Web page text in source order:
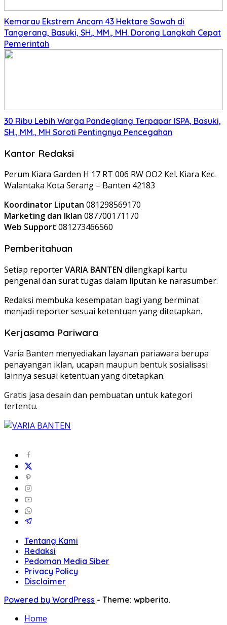
Kemarau Ekstrem Ancam 43 Hektare Sawah di
Tangerang, Basuki, SH., MM., MH. Dorong Langkah Cepat
Pemerintah
30 Ribu Lebih Warga Pandeglang Terpapar ISPA, Basuki,
SH., MM., MH Soroti Pentingnya Pencegahan
Kantor Redaksi
Perum Kiara Garden H 17 RT 006 RW OO2 Kel. Kiara Kec.
Walantaka Kota Serang – Banten 42183
Koordinator Liputan 081298569170
Marketing dan Iklan 087700171170
Web Support 081273466560
Pemberitahuan
Setiap reporterVARIA BANTEN dilengkapi kartu
pengenal dan surat tugas dalam liputan ke narasumber.
Redaksi membuka kesempatan bagi yang berminat
menjadi reporter sesuai ketentuan yang ditetapkan.
Kerjasama Pariwara
Varia Banten menyediakan layanan pariawara berupa
penayangan iklan, ucapan maupun bentuk sosialisasi
lainnya sesuai ketentuan yang ditetapkan.
Gratis jasa desain dan pembuatan untuk kategori
tertentu.
Tentang Kami
Redaksi
Pedoman Media Siber
Privacy Policy
Disclaimer
Powered by WordPress - Theme: wpberita.
Home